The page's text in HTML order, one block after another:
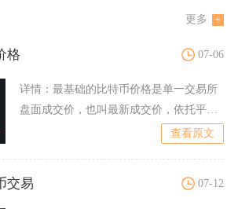
更多
格 07-06
详情： 最基础的比特币价格是单一交易所
盘面成交价，也叫最新成交价，依托平台
查看原文
交易 07-12